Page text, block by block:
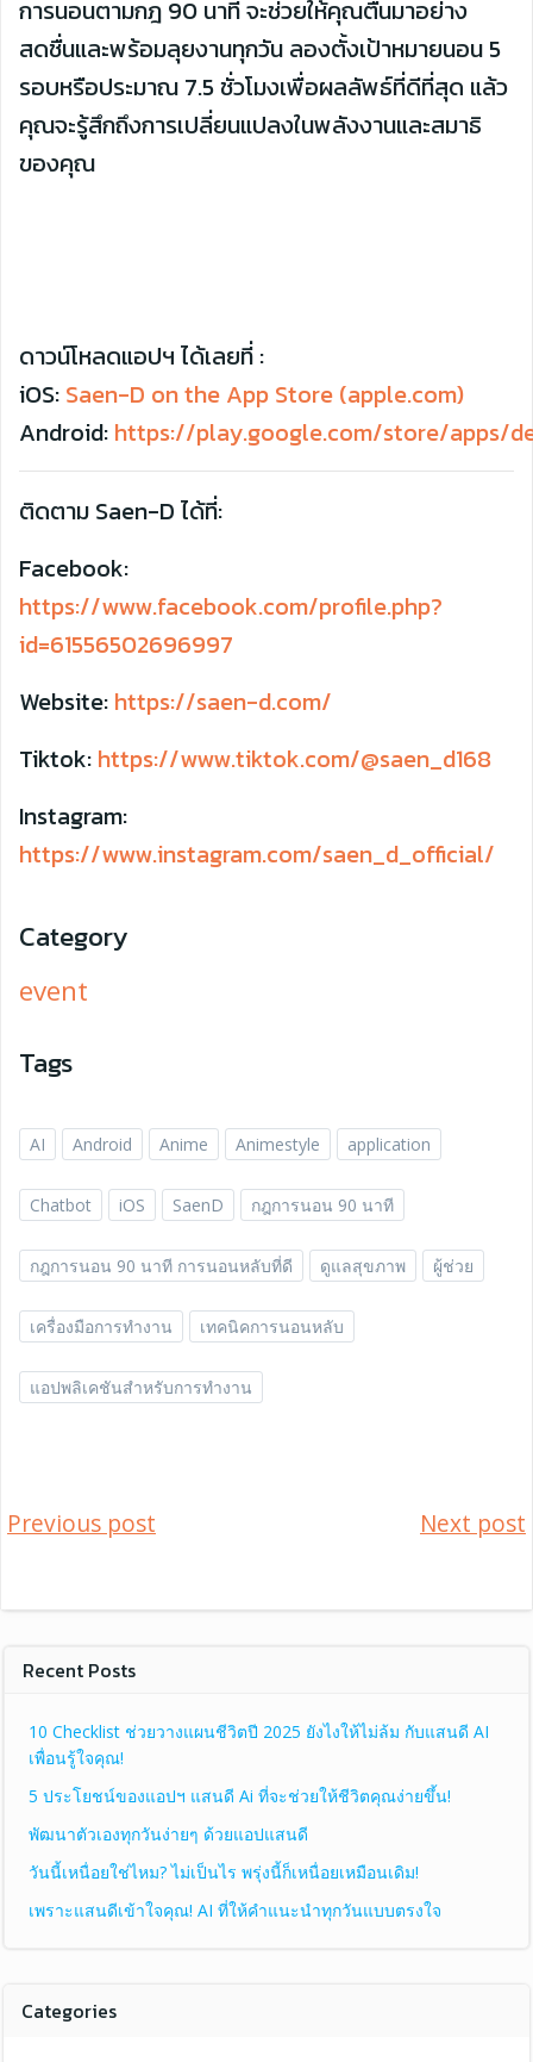
การนอนตามกฎ 90 นาที จะช่วยให้คุณตื่นมาอย่าง
สดชื่นและพร้อมลุยงานทุกวัน ลองตั้งเป้าหมายนอน 5
รอบหรือประมาณ 7.5 ชั่วโมงเพื่อผลลัพธ์ที่ดีที่สุด แล้ว
คุณจะรู้สึกถึงการเปลี่ยนแปลงในพลังงานและสมาธิ
ของคุณ
ดาวน์โหลดแอปฯ ได้เลยที่ :
iOS: Saen-D on the App Store (apple.com)
Android: https://play.google.com/store/apps/
ติดตาม Saen-D ได้ที่:
Facebook:
https://www.facebook.com/profile.php?
id=61556502696997
Website: https://saen-d.com/
Tiktok: https://www.tiktok.com/@saen_d168
Instagram:
https://www.instagram.com/saen_d_official/
Category
event
Tags
AI Android Anime Animestyle application
Chatbot iOS SaenD กฎการนอน 90 นาที
กฎการนอน 90 นาที การนอนหลับที่ดี ดูแลสุขภาพ ผู้ช่วย
เครื่องมือการทำงาน เทคนิคการนอนหลับ
แอปพลิเคชันสำหรับการทำงาน
Post
navigation
Previous post PostNext post
Recent Posts
10 Checklist ช่วยวางแผนชีวิตปี 2025 ยังไงให้ไม่ล้ม กับแสนดี AI
เพื่อนรู้ใจคุณ!
5 ประโยชน์ของแอปฯ แสนดี Ai ที่จะช่วยให้ชีวิตคุณง่ายขึ้น!
พัฒนาตัวเองทุกวันง่ายๆ ด้วยแอปแสนดี
วันนี้เหนื่อยใช่ไหม? ไม่เป็นไร พรุ่งนี้ก็เหนื่อยเหมือนเดิม!
เพราะแสนดีเข้าใจคุณ! AI ที่ให้คำแนะนำทุกวันแบบตรงใจ
Categories